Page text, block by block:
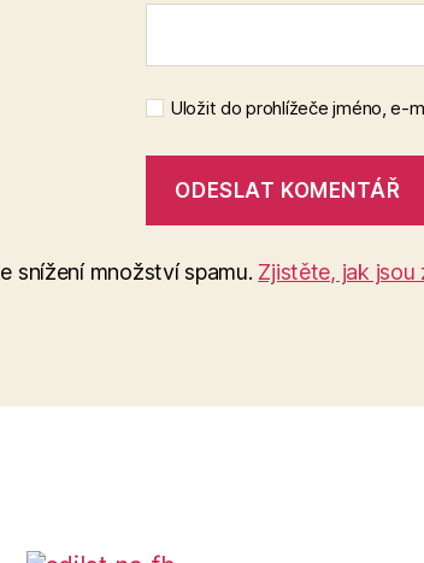
Uložit do prohlížeče jméno, e-
snížení množství spamu. Zjistěte, jak jsou